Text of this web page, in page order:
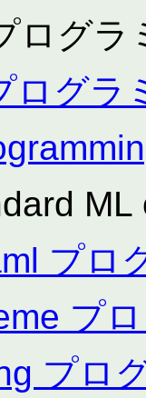
ログラ
ログラ
プロ
プ
プロ